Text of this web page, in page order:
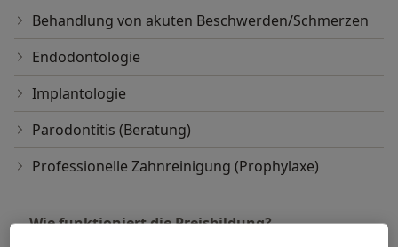
Behandlung von akuten Beschwerden/Schmerzen
Endodontologie
Implantologie
Parodontitis (Beratung)
Professionelle Zahnreinigung (Prophylaxe)
Wie funktioniert die Preisbildung?